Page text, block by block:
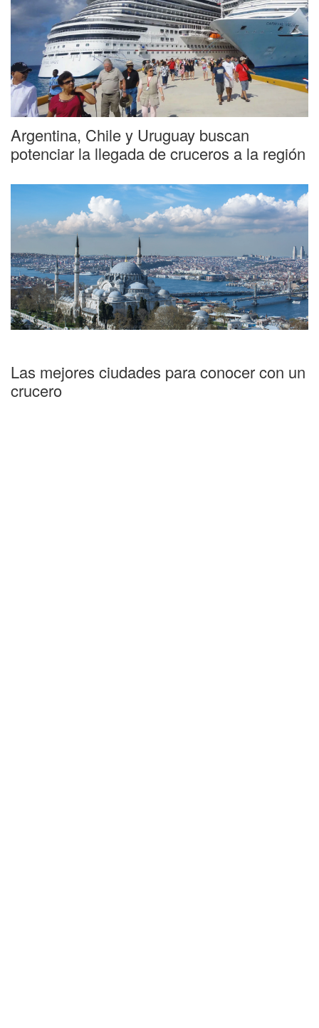
Argentina, Chile y Uruguay buscan
potenciar la llegada de cruceros a la región
Las mejores ciudades para conocer con un
crucero